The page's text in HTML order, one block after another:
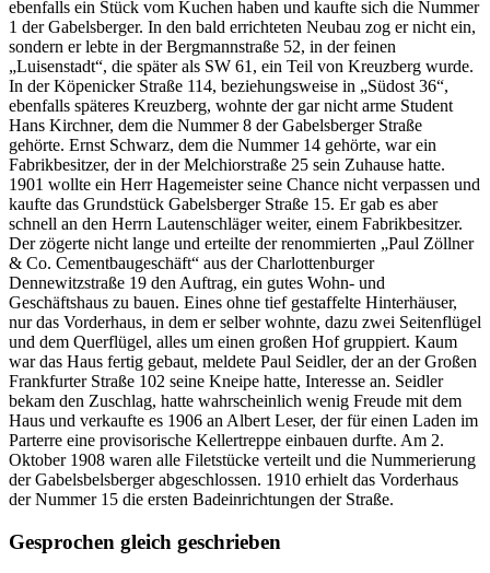
ebenfalls ein Stück vom Kuchen haben und kaufte sich die Nummer
1 der Gabelsberger. In den bald errichteten Neubau zog er nicht ein,
sondern er lebte in der Bergmannstraße 52, in der feinen
„Luisenstadt“, die später als SW 61, ein Teil von Kreuzberg wurde.
In der Köpenicker Straße 114, beziehungsweise in „Südost 36“,
ebenfalls späteres Kreuzberg, wohnte der gar nicht arme Student
Hans Kirchner, dem die Nummer 8 der Gabelsberger Straße
gehörte. Ernst Schwarz, dem die Nummer 14 gehörte, war ein
Fabrikbesitzer, der in der Melchiorstraße 25 sein Zuhause hatte.
1901 wollte ein Herr Hagemeister seine Chance nicht verpassen und
kaufte das Grundstück Gabelsberger Straße 15. Er gab es aber
schnell an den Herrn Lautenschläger weiter, einem Fabrikbesitzer.
Der zögerte nicht lange und erteilte der renommierten „Paul Zöllner
& Co. Cementbaugeschäft“ aus der Charlottenburger
Dennewitzstraße 19 den Auftrag, ein gutes Wohn- und
Geschäftshaus zu bauen. Eines ohne tief gestaffelte Hinterhäuser,
nur das Vorderhaus, in dem er selber wohnte, dazu zwei Seitenflügel
und dem Querflügel, alles um einen großen Hof gruppiert. Kaum
war das Haus fertig gebaut, meldete Paul Seidler, der an der Großen
Frankfurter Straße 102 seine Kneipe hatte, Interesse an. Seidler
bekam den Zuschlag, hatte wahrscheinlich wenig Freude mit dem
Haus und verkaufte es 1906 an Albert Leser, der für einen Laden im
Parterre eine provisorische Kellertreppe einbauen durfte. Am 2.
Oktober 1908 waren alle Filetstücke verteilt und die Nummerierung
der Gabelsbelsberger abgeschlossen. 1910 erhielt das Vorderhaus
der Nummer 15 die ersten Badeinrichtungen der Straße.
Gesprochen gleich geschrieben